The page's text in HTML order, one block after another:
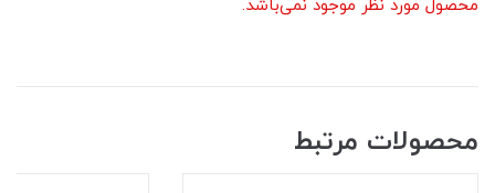
محصول مورد نظر موجود نمی‌باشد.
محصولات مرتبط